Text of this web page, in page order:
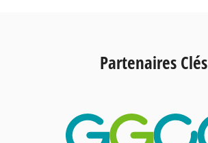
Partenaires Clés